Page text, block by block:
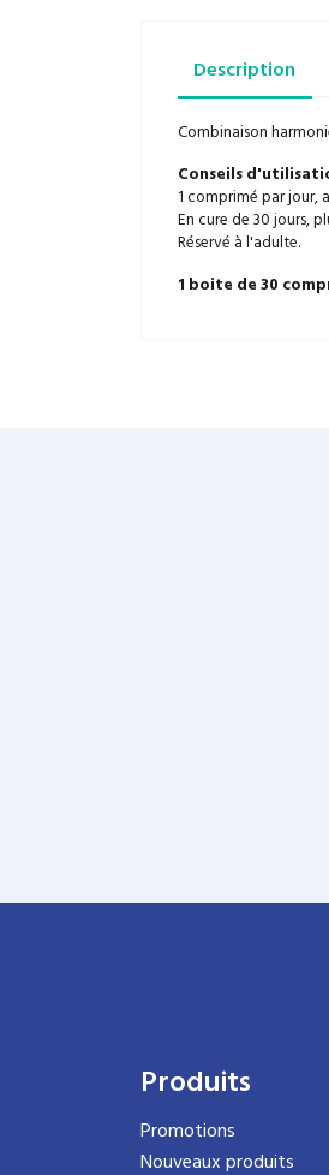
Description
Combinaison
Conseils
1 comprimé par jour,
En cure de 30 jours,
Réservé à l'adulte.
1 boite de 30
Produits
Promotions
Nouveaux produits